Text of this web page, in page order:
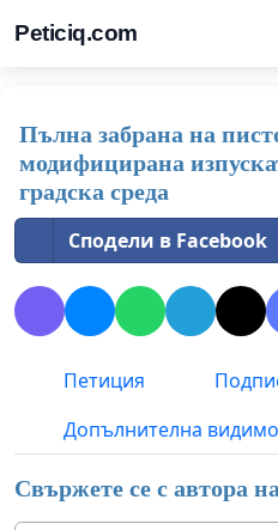
Peticiq.com
Пълна забрана на
модифицирана
градска среда
Сподели в Facebook
Петиция
Допълнителна
Свържете се с автора